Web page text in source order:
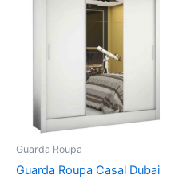
Guarda Roupa
Guarda Roupa Casal Dubai